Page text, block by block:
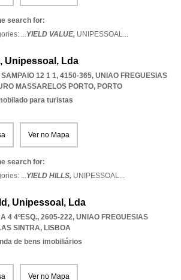
search for:
...YIELD VALUE, UNIPESSOAL...
Unipessoal, Lda
12 1 1, 4150-365, UNIAO FREGUESIAS
MASSARELOS PORTO, PORTO
para turistas
Ver no Mapa
search for:
...YIELD HILLS, UNIPESSOAL...
Unipessoal, Lda
4 4ºESQ., 2605-222, UNIAO FREGUESIAS
SINTRA, LISBOA
de bens imobiliários
Ver no Mapa